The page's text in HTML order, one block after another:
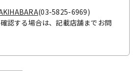
(03-5825-6969)
認する場合は、記載店舗までお問